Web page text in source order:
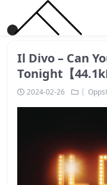
Il Divo – Can
Tonight【
2024-02-26 〖